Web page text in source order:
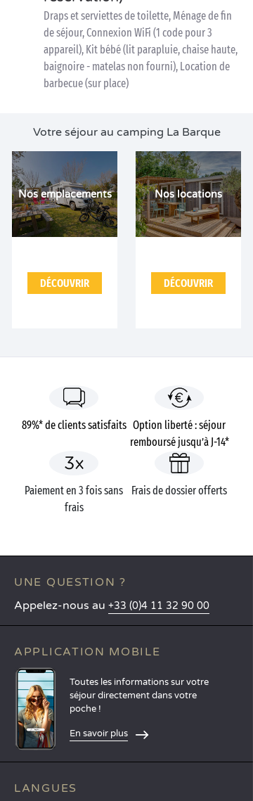
Draps et serviettes de toilette, Ménage de fin
de séjour, Connexion WiFi (1 code pour 3
appareil), Kit bébé (lit parapluie, chaise haute,
baignoire - matelas non fourni), Location de
barbecue (sur place)
Votre séjour au camping La Barque
Nos emplacements
DÉCOUVRIR
Nos locations
DÉCOUVRIR
89%* de clients satisfaits Option liberté : séjour
remboursé jusqu’à J-14*
Paiement en 3 fois sans
frais
Frais de dossier offerts
UNE QUESTION ?
Appelez-nous au +33 (0)4 11 32 90 00
APPLICATION MOBILE
Toutes les informations sur votre
séjour directement dans votre
poche !
En savoir plus
LANGUES